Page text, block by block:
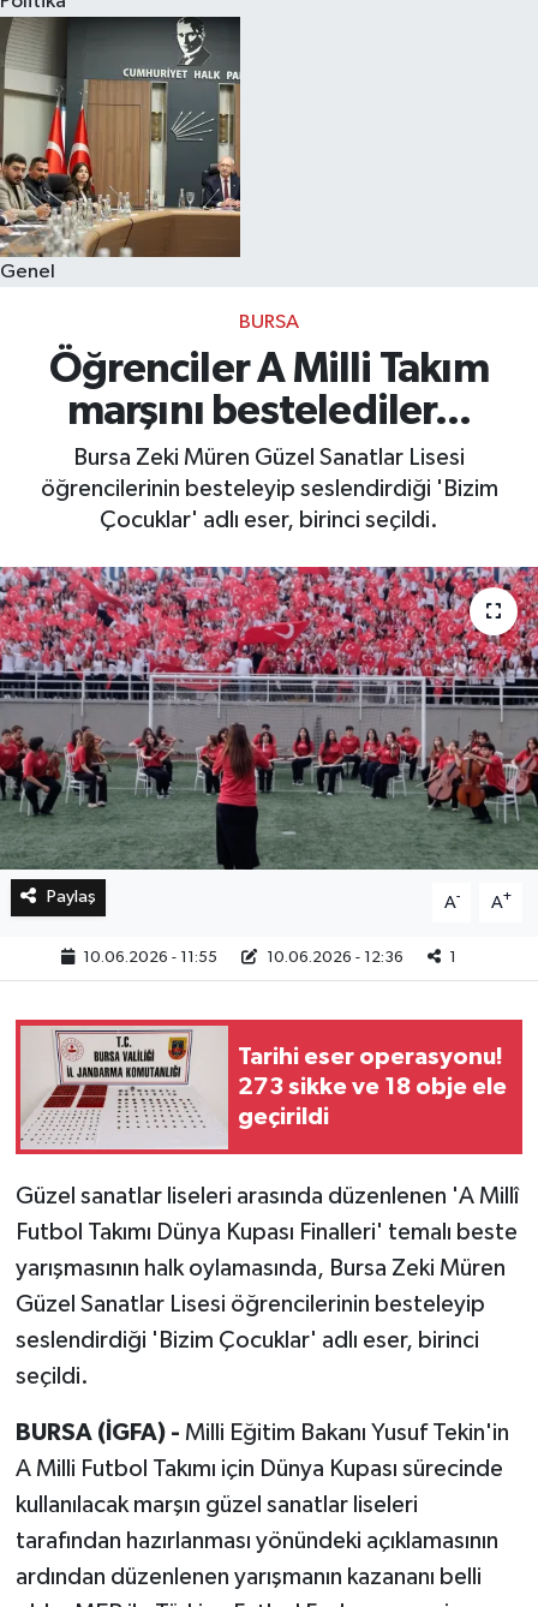
Genel
BURSA
Öğrenciler A Milli Takım
marşını bestelediler...
Bursa Zeki Müren Güzel Sanatlar Lisesi
öğrencilerinin besteleyip seslendirdiği 'Bizim
Çocuklar' adlı eser, birinci seçildi.
Paylaş A- A+
10.06.2026 - 11:55 10.06.2026 - 12:36 1
Tarihi eser operasyonu!
273 sikke ve 18 obje ele
geçirildi
Güzel sanatlar liseleri arasında düzenlenen 'A Millî
Futbol Takımı Dünya Kupası Finalleri' temalı beste
yarışmasının halk oylamasında, Bursa Zeki Müren
Güzel Sanatlar Lisesi öğrencilerinin besteleyip
seslendirdiği 'Bizim Çocuklar' adlı eser, birinci
seçildi.
BURSA (İGFA) - Milli Eğitim Bakanı Yusuf Tekin'in
A Milli Futbol Takımı için Dünya Kupası sürecinde
kullanılacak marşın güzel sanatlar liseleri
tarafından hazırlanması yönündeki açıklamasının
ardından düzenlenen yarışmanın kazananı belli
Sağlık
Dünya
Magazin
Kültür & Sanat
Teknoloji
Bilim
Genel
Bilim, Teknoloji